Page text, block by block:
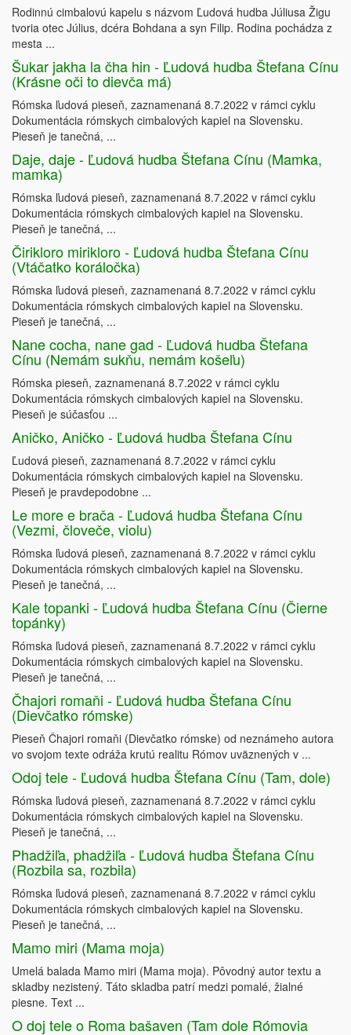
Rodinnú cimbalovú kapelu s názvom Ľudová hudba Júliusa Žigu
tvoria otec Július, dcéra Bohdana a syn Filip. Rodina pochádza z
mesta ...
Šukar jakha la čha hin - Ľudová hudba Štefana Cínu
(Krásne oči to dievča má)
Rómska ľudová pieseň, zaznamenaná 8.7.2022 v rámci cyklu
Dokumentácia rómskych cimbalových kapiel na Slovensku.
Pieseň je tanečná, ...
Daje, daje - Ľudová hudba Štefana Cínu (Mamka,
mamka)
Rómska ľudová pieseň, zaznamenaná 8.7.2022 v rámci cyklu
Dokumentácia rómskych cimbalových kapiel na Slovensku.
Pieseň je tanečná, ...
Čirikloro mirikloro - Ľudová hudba Štefana Cínu
(Vtáčatko koráločka)
Rómska ľudová pieseň, zaznamenaná 8.7.2022 v rámci cyklu
Dokumentácia rómskych cimbalových kapiel na Slovensku.
Pieseň je tanečná, ...
Nane cocha, nane gad - Ľudová hudba Štefana
Cínu (Nemám sukňu, nemám košeľu)
Rómska pieseň, zaznamenaná 8.7.2022 v rámci cyklu
Dokumentácia rómskych cimbalových kapiel na Slovensku.
Pieseň je súčasťou ...
Aničko, Aničko - Ľudová hudba Štefana Cínu
Ľudová pieseň, zaznamenaná 8.7.2022 v rámci cyklu
Dokumentácia rómskych cimbalových kapiel na Slovensku.
Pieseň je pravdepodobne ...
Le more e brača - Ľudová hudba Štefana Cínu
(Vezmi, človeče, violu)
Rómska ľudová pieseň, zaznamenaná 8.7.2022 v rámci cyklu
Dokumentácia rómskych cimbalových kapiel na Slovensku.
Pieseň je tanečná, ...
Kale topanki - Ľudová hudba Štefana Cínu (Čierne
topánky)
Rómska ľudová pieseň, zaznamenaná 8.7.2022 v rámci cyklu
Dokumentácia rómskych cimbalových kapiel na Slovensku.
Pieseň je tanečná, ...
Čhajori romaňi - Ľudová hudba Štefana Cínu
(Dievčatko rómske)
Pieseň Čhajori romaňi (Dievčatko rómske) od neznámeho autora
vo svojom texte odráža krutú realitu Rómov uväznených v ...
Odoj tele - Ľudová hudba Štefana Cínu (Tam, dole)
Rómska ľudová pieseň, zaznamenaná 8.7.2022 v rámci cyklu
Dokumentácia rómskych cimbalových kapiel na Slovensku.
Pieseň je tanečná, ...
Phadžiľa, phadžiľa - Ľudová hudba Štefana Cínu
(Rozbila sa, rozbila)
Rómska ľudová pieseň, zaznamenaná 8.7.2022 v rámci cyklu
Dokumentácia rómskych cimbalových kapiel na Slovensku.
Pieseň je tanečná, ...
Mamo miri (Mama moja)
Umelá balada Mamo miri (Mama moja). Pôvodný autor textu a
skladby nezistený. Táto skladba patrí medzi pomalé, žialné
piesne. Text ...
O doj tele o Roma bašaven (Tam dole Rómovia